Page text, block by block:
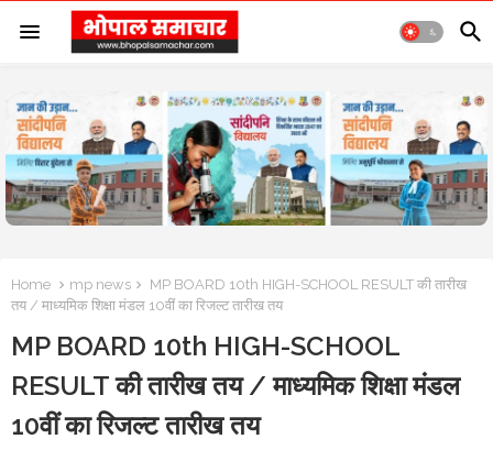
Home mp news
MP BOARD 10th HIGH-SCHOOL RESULT की तारीख
तय / माध्यमिक शिक्षा मंडल 10वीं का रिजल्ट तारीख तय
MP BOARD 10th HIGH-SCHOOL
RESULT की तारीख तय / माध्यमिक शिक्षा मंडल
10वीं का रिजल्ट तारीख तय